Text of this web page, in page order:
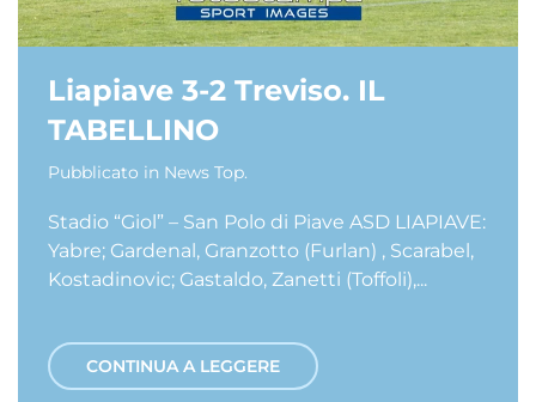
Liapiave 3-2 Treviso. IL
TABELLINO
Pubblicato in News Top.
Stadio “Giol” – San Polo di Piave ASD LIAPIAVE:
Yabre; Gardenal, Granzotto (Furlan) , Scarabel,
Kostadinovic; Gastaldo, Zanetti (Toffoli),...
CONTINUA A LEGGERE